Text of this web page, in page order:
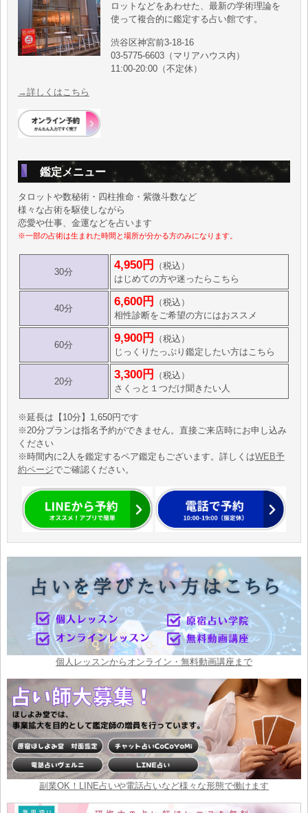
ロットなどをあわせた、最新の学術理論を
使って複合的に鑑定する占い館です。
渋谷区神宮前3-18-16
03-5775-6603（マリアハウス内）
11:00-20:00（不定休）
→詳しくはこちら
鑑定メニュー
タロットや数秘術・四柱推命・紫微斗数など
様々な占術を駆使しながら
恋愛や仕事、金運などを占います
※一部の占術は生まれた時間と場所が分かる方のみになります。
30分
4,950円
（税込）
はじめての方や迷ったらこちら
40分
6,600円
（税込）
相性診断をご希望の方にはおススメ
60分
9,900円
（税込）
じっくりたっぷり鑑定したい方はこちら
20分
3,300円
（税込）
さくっと１つだけ聞きたい人
※延長は【10分】1,650円です
※20分プランは指名予約ができません。直接ご来店時にお申し込み
ください
※時間内に2人を鑑定するペア鑑定もございます。詳しくはWEB予
約ページでご確認ください。
個人レッスンからオンライン・無料動画講座まで
副業OK！LINE占いや電話占いなど様々な形態で働けます